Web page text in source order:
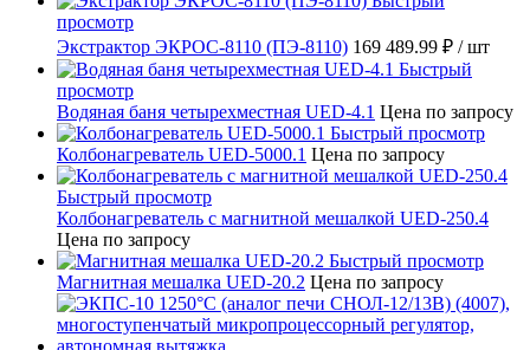
просмотр
Экстрактор ЭКРОС-8110 (ПЭ-8110) 169 489.99 ₽ / шт
Быстрый
просмотр
Водяная баня четырехместная UED-4.1 Цена по запросу
Быстрый просмотр
Колбонагреватель UED-5000.1 Цена по запросу
Быстрый просмотр
Колбонагреватель с магнитной мешалкой UED-250.4
Цена по запросу
Быстрый просмотр
Магнитная мешалка UED-20.2 Цена по запросу